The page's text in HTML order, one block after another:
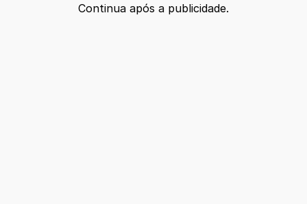
Continua após a publicidade.